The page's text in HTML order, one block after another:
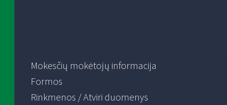
Mokesčių mokėtojų informacija
Formos
Rinkmenos / Atviri duomenys